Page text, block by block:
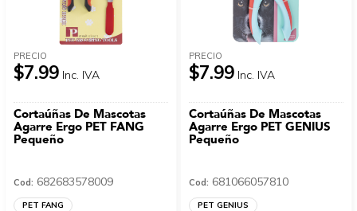
PRECIO
$7.99 Inc. IVA
Cortaúñas De Mascotas
Agarre Ergo PET FANG
Pequeño
Cod: 682683578009
PET FANG
PRECIO
$7.99 Inc. IVA
Cortaúñas De Mascotas
Agarre Ergo PET GENIUS
Pequeño
Cod: 681066057810
PET GENIUS